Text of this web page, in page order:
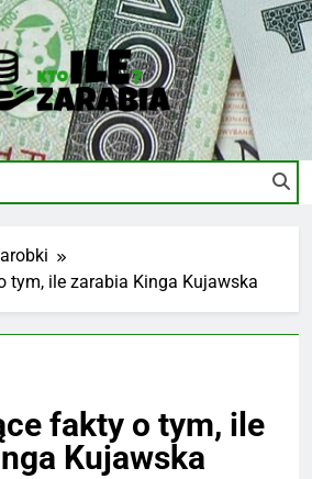
Ile-
Zarabia.edu.pl
Gwiazd, Ciekawostki I Biznes
tym, ile zarabia Kinga Kujawska
fakty o tym, ile
Kujawska